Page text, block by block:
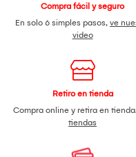
Compra fácil y seguro
En solo 6 simples pasos, ve
video
Retiro en tienda
Compra online y retira en tienda.
tiendas